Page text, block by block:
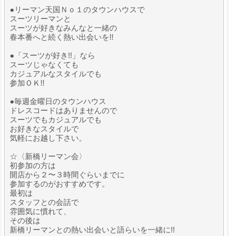
●リーマン天国Ｎｏ１のタウンハウスで
スーツリーマンと
スーツが好きなみんなと一緒の
春本番へと続く熱い出会いを!!
●「スーツが好き!!」なら
スーツじゃなくても
カジュアルなスタイルでも
参加ＯＫ!!
●毎週金曜日のタウンハウス
ドレスコードはありませんので
スーツでもカジュアルでも
お好きなスタイルで
気軽にお越し下さい。
☆〈新橋リーマン会〉
初参加の方は
開店から２〜３時間ぐらいまでに
参加するのがおすすめです。
最初は
スタッフとの会話で
雰囲気に慣れて、
その後は
新橋リーマンとの熱い出会いと語らいを一緒に!!